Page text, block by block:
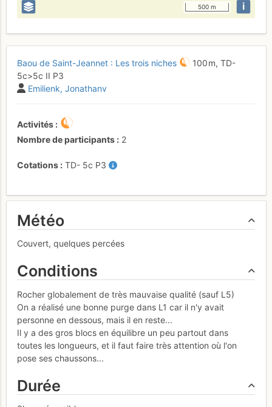
500 m i
Baou de Saint-Jeannet : Les trois niches 100 m, TD-
5c>5c II P3
Emilienk Jonathanv
Activités
Nombre de participants
2
Cotations TD- 5c P3
Météo
Couvert, quelques percées
Conditions
Rocher globalement de très mauvaise qualité (sauf L5)
On a réalisé une bonne purge dans L1 car il n'y avait
personne en dessous, mais il en reste...
Il y a des gros blocs en équilibre un peu partout dans
toutes les longueurs, et il faut faire très attention où l'on
pose ses chaussons...
Durée